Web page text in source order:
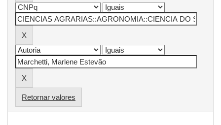
Retornar valores